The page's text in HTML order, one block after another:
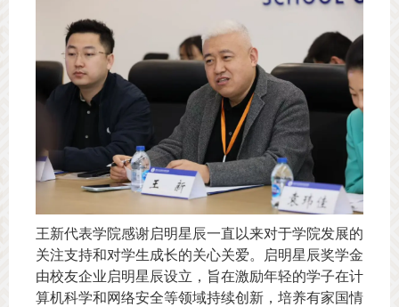
王新代表学院感谢启明星辰一直以来对于学院发展的
关注支持和对学生成长的关心关爱。启明星辰奖学金
由校友企业启明星辰设立，旨在激励年轻的学子在计
算机科学和网络安全等领域持续创新，培养有家国情